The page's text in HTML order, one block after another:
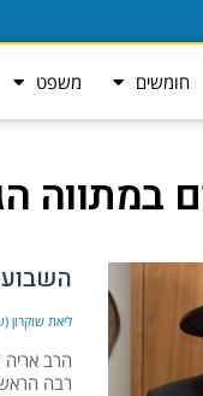
חומשים משפט
במתווה
ליאת שוקרון
רבה